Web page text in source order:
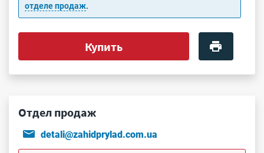
отделе продаж.
Купить
Отдел продаж
detali@zahidprylad.com.ua